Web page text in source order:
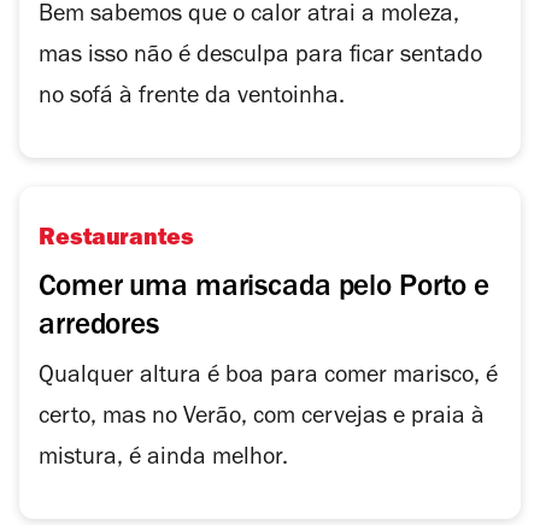
Bem sabemos que o calor atrai a moleza,
mas isso não é desculpa para ficar sentado
no sofá à frente da ventoinha.
Restaurantes
Comer uma mariscada pelo Porto e
arredores
Qualquer altura é boa para comer marisco, é
certo, mas no Verão, com cervejas e praia à
mistura, é ainda melhor.